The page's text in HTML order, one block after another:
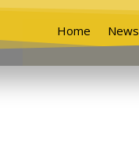
Home News